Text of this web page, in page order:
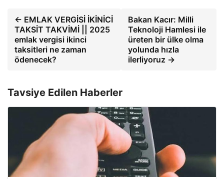
← EMLAK VERGİSİ İKİNİCİ
TAKSİT TAKVİMİ || 2025
emlak vergisi ikinci
taksitleri ne zaman
ödenecek?
Bakan Kacır: Milli
Teknoloji Hamlesi ile
üreten bir ülke olma
yolunda hızla
ilerliyoruz →
Tavsiye Edilen Haberler